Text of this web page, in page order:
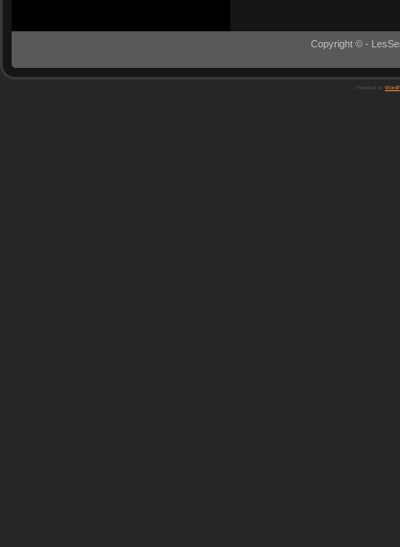
Copyright © -
Powered by